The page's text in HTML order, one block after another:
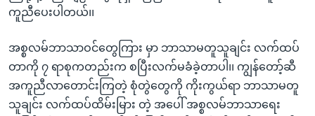
ကူညီပေးပါတယ်၊၊
အစ္စလမ်ဘာသာဝင်တွေကြား မှာ ဘာသာမတူသူချင်း လက်ထပ်
တာကို ၇ ရာစုကတည်းက စပြီးလက်မခံခဲ့တာပါ၊၊ ကျွန်တော့်ဆီ
အကူညီလာတောင်းကြတဲ့ စုံတွဲတွေကို ကိုးကွယ်ရာ ဘာသာမတူ
သူချင်း လက်ထပ်ထိမ်းမြား တဲ့ အပေါ် အစ္စလမ်ဘာသာရေး